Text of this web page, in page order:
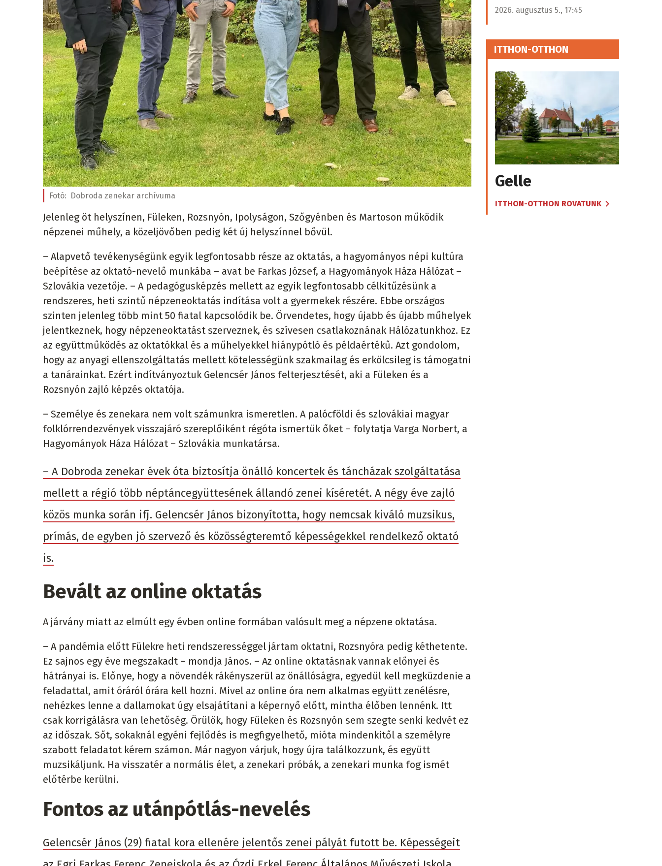
Fotó: Dobroda zenekar archívuma
Jelenleg öt helyszínen, Füleken, Rozsnyón, Ipolyságon, Szőgyénben és Martoson működik
népzenei műhely, a közeljövőben pedig két új helyszínnel bővül.
– Alapvető tevékenységünk egyik legfontosabb része az oktatás, a hagyományos népi kultúra
beépítése az oktató-nevelő munkába – avat be Farkas József, a Hagyományok Háza Hálózat –
Szlovákia vezetője. – A pedagógusképzés mellett az egyik legfontosabb célkitűzésünk a
rendszeres, heti szintű népzeneoktatás indítása volt a gyermekek részére. Ebbe országos
szinten jelenleg több mint 50 fiatal kapcsolódik be. Örvendetes, hogy újabb és újabb műhelyek
jelentkeznek, hogy népzeneoktatást szerveznek, és szívesen csatlakoznának Hálózatunkhoz. Ez
az együttműködés az oktatókkal és a műhelyekkel hiánypótló és példaértékű. Azt gondolom,
hogy az anyagi ellenszolgáltatás mellett kötelességünk szakmailag és erkölcsileg is támogatni
a tanárainkat. Ezért indítványoztuk Gelencsér János felterjesztését, aki a Füleken és a
Rozsnyón zajló képzés oktatója.
– Személye és zenekara nem volt számunkra ismeretlen. A palócföldi és szlovákiai magyar
folklórrendezvények visszajáró szereplőiként régóta ismertük őket – folytatja Varga Norbert, a
Hagyományok Háza Hálózat – Szlovákia munkatársa.
– A Dobroda zenekar évek óta biztosítja önálló koncertek és táncházak szolgáltatása
mellett a régió több néptáncegyüttesének állandó zenei kíséretét. A négy éve zajló
közös munka során ifj. Gelencsér János bizonyította, hogy nemcsak kiváló muzsikus,
prímás, de egyben jó szervező és közösségteremtő képességekkel rendelkező oktató
is.
Bevált az online oktatás
A járvány miatt az elmúlt egy évben online formában valósult meg a népzene oktatása.
– A pandémia előtt Fülekre heti rendszerességgel jártam oktatni, Rozsnyóra pedig kéthetente.
Ez sajnos egy éve megszakadt – mondja János. – Az online oktatásnak vannak előnyei és
hátrányai is. Előnye, hogy a növendék rákényszerül az önállóságra, egyedül kell megküzdenie a
feladattal, amit óráról órára kell hozni. Mivel az online óra nem alkalmas együtt zenélésre,
nehézkes lenne a dallamokat úgy elsajátítani a képernyő előtt, mintha élőben lennénk. Itt
csak korrigálásra van lehetőség. Örülök, hogy Füleken és Rozsnyón sem szegte senki kedvét ez
az időszak. Sőt, sokaknál egyéni fejlődés is megfigyelhető, mióta mindenkitől a személyre
szabott feladatot kérem számon. Már nagyon várjuk, hogy újra találkozzunk, és együtt
muzsikáljunk. Ha visszatér a normális élet, a zenekari próbák, a zenekari munka fog ismét
előtérbe kerülni.
Fontos az utánpótlás-nevelés
Gelencsér János (29) fiatal kora ellenére jelentős zenei pályát futott be. Képességeit
2026. augusztus 5., 17:45
ITTHON-OTTHON
Gelle
ITTHON-OTTHON ROVATUNK